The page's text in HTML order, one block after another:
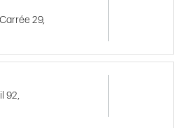
29,
92,